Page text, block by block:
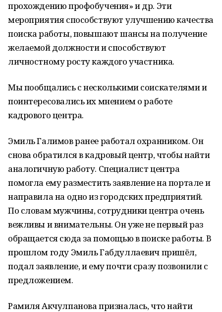
прохождению профобучения» и др. Эти
мероприятия способствуют улучшению качества
поиска работы, повышают шансы на получение
желаемой должности и способствуют
личностному росту каждого участника.
Мы пообщались с несколькими соискателями и
поинтересовались их мнением о работе
кадрового центра.
Эмиль Галимов ранее работал охранником. Он
снова обратился в кадровый центр, чтобы найти
аналогичную работу. Специалист центра
помогла ему разместить заявление на портале и
направила на одно из городских предприятий.
По словам мужчины, сотрудники центра очень
вежливы и внимательны. Он уже не первый раз
обращается сюда за помощью в поиске работы. В
прошлом году Эмиль Габдуллаевич пришёл,
подал заявление, и ему почти сразу позвонили с
предложением.
Рамиля Акчулпанова призналась, что найти